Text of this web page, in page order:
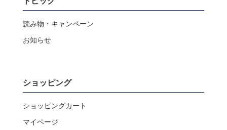
読み物・キャンペーン
お知らせ
ショッピング
ショッピングカート
マイページ